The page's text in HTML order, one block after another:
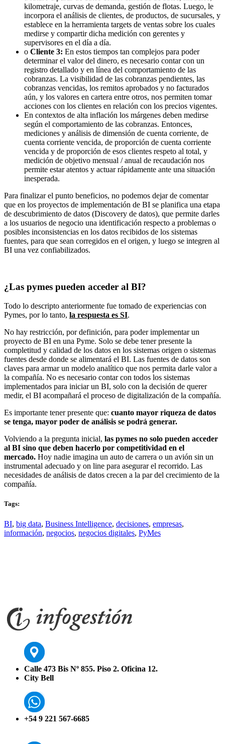
kilometraje, curvas de demanda, gestión de flotas. Luego, le
incorpora el análisis de clientes, de productos, de sucursales, y
establece en la herramienta targets de ventas sobre los cuales
medirse y compartir dicha medición con gerentes y
supervisores en el día a día.
o Cliente 3: En estos tiempos tan complejos para poder
determinar el valor del dinero, es necesario contar con un
registro detallado y en línea del comportamiento de las
cobranzas. La visibilidad de las cobranzas pendientes, las
cobranzas vencidas, los remitos aprobados y no facturados
aún, y los valores en cartera entre otros, nos permiten tomar
acciones con los clientes en relación con los precios vigentes.
En contextos de alta inflación los márgenes deben medirse
según el comportamiento de las cobranzas. Entonces,
mediciones y análisis de dimensión de cuenta corriente, de
cuenta corriente vencida, de proporción de cuenta corriente
vencida y de proporción de esos clientes respeto al total, y
medición de objetivo mensual / anual de recaudación nos
permite estar atentos y actuar rápidamente ante una situación
inesperada.
Para finalizar el punto beneficios, no podemos dejar de comentar
que en los proyectos de implementación de BI se planifica una etapa
de descubrimiento de datos (Discovery de datos), que permite darles
a los usuarios de negocio una identificación respecto a problemas o
posibles inconsistencias en los datos recibidos de los sistemas
fuentes, para que sean corregidos en el origen, y luego se integren al
BI una vez confiabilizados.
¿Las pymes pueden acceder al BI?
Todo lo descripto anteriormente fue tomado de experiencias con
Pymes, por lo tanto, la respuesta es SI.
No hay restricción, por definición, para poder implementar un
proyecto de BI en una Pyme. Solo se debe tener presente la
completitud y calidad de los datos en los sistemas origen o sistemas
fuentes desde donde se alimentará el BI. Las fuentes de datos son
claves para armar un modelo analítico que nos permita darle valor a
la compañía. No es necesario contar con todos los sistemas
implementados para iniciar un BI, solo con la decisión de querer
medir, el BI acompañará el proceso de digitalización de la compañía.
Es importante tener presente que: cuanto mayor riqueza de datos
se tenga, mayor poder de análisis se podrá generar.
Volviendo a la pregunta inicial, las pymes no solo pueden acceder
al BI sino que deben hacerlo por competitividad en el
mercado. Hoy nadie imagina un auto de carrera o un avión sin un
instrumental adecuado y on line para asegurar el recorrido. Las
necesidades de análisis de datos crecen a la par del crecimiento de la
compañía.
Tags:
BI, big data, Business Intelligence, decisiones, empresas,
información, negocios, negocios digitales, PyMes
Calle 473 Bis Nº 855. Piso 2. Oficina 12.
City Bell
+54 9 221 567-6685